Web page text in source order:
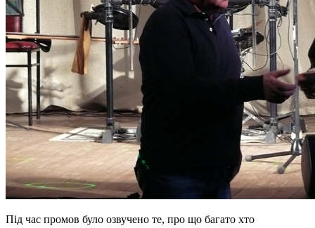
Під час промов було озвучено те, про що багато хто